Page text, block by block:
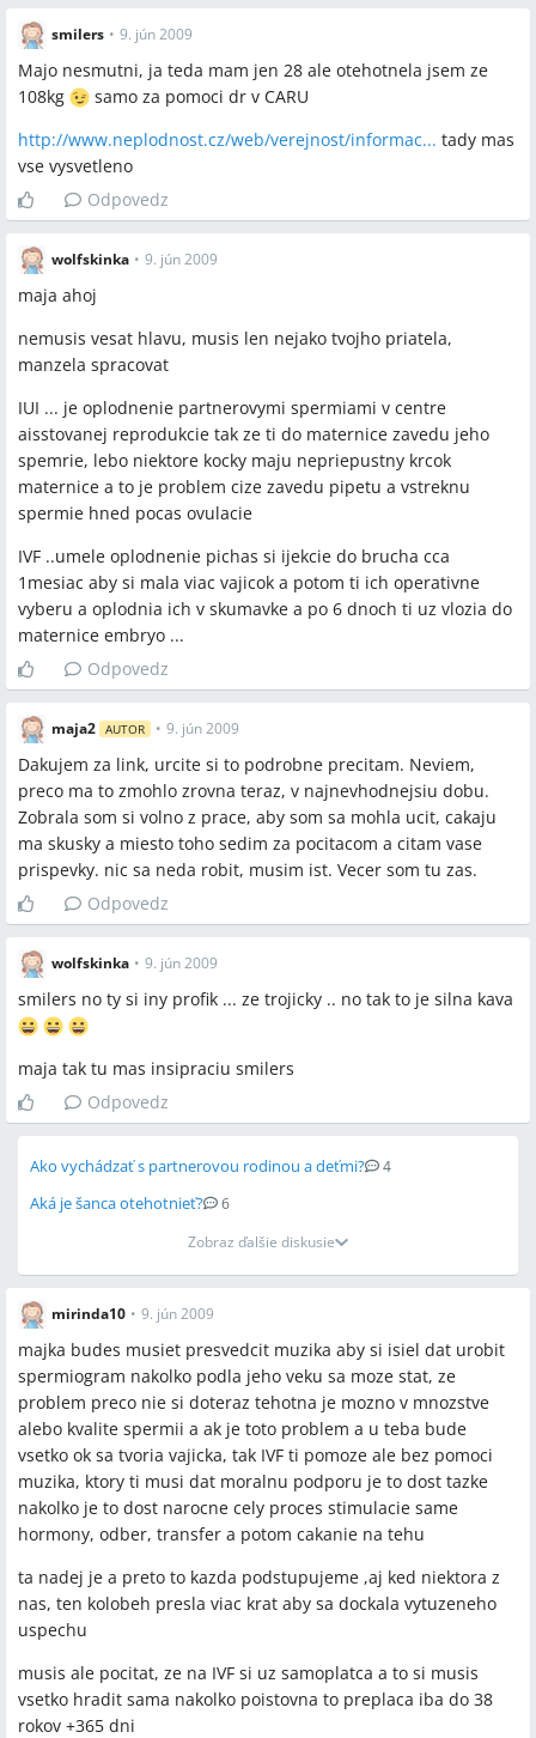
hmotnosti ~110 kg pre jednotlivé protokoly?
Koľko presne budú stáť celkové náklady (vrátane všetkých
liekov a možných opakovaní) v konkrétnom centre pre danú
pacientku?
aktívne sa zapojil do liečby?
Spomenuté značky a firmy
APOLINARI, neplodnost.cz, chudnutie-ako.sk, centrum
asistovanej reprodukcie (CAR), sanatorium v Martine, konik
Spomenuté produkty a metódy
IUI, IVF, ICSI, OPU (odber vajíčok), ET (embryo transfer),
hormonálna stimulácia, jemná stimulácia, darcovské vajcia,
spermiogram (SPG), domáci test SPG, hormonálny profil,
Orgalutran, Utrogestan (utros)
Miesta a osoby
Martin, Praha, ČR, SR, Strečno
smilers • 9. jún 2009
Majo nesmutni, ja teda mam jen 28 ale otehotnela jsem ze
108kg
samo za pomoci dr v CARU
http://www.neplodnost.cz/web/verejnost/informac... tady mas
vse vysvetleno
Odpovedz
wolfskinka • 9. jún 2009
maja ahoj
nemusis vesat hlavu, musis len nejako tvojho priatela,
manzela spracovat
IUI ... je oplodnenie partnerovymi spermiami v centre
aisstovanej reprodukcie tak ze ti do maternice zavedu jeho
spemrie, lebo niektore kocky maju nepriepustny krcok
maternice a to je problem cize zavedu pipetu a vstreknu
spermie hned pocas ovulacie
IVF ..umele oplodnenie pichas si ijekcie do brucha cca
1mesiac aby si mala viac vajicok a potom ti ich operativne
vyberu a oplodnia ich v skumavke a po 6 dnoch ti uz vlozia do
maternice embryo ...
Odpovedz
maja2 AUTOR • 9. jún 2009
Dakujem za link, urcite si to podrobne precitam. Neviem,
preco ma to zmohlo zrovna teraz, v najnevhodnejsiu dobu.
Zobrala som si volno z prace, aby som sa mohla ucit, cakaju
ma skusky a miesto toho sedim za pocitacom a citam vase
prispevky. nic sa neda robit, musim ist. Vecer som tu zas.
Odpovedz
wolfskinka • 9. jún 2009
smilers no ty si iny profik ... ze trojicky .. no tak to je silna kava
maja tak tu mas insipraciu smilers
Odpovedz
Ako vychádzať s partnerovou rodinou a deťmi? 4
Aká je šanca otehotnieť?
6
Zobraz ďalšie diskusie
mirinda10 • 9. jún 2009
majka budes musiet presvedcit muzika aby si isiel dat urobit
spermiogram nakolko podla jeho veku sa moze stat, ze
problem preco nie si doteraz tehotna je mozno v mnozstve
alebo kvalite spermii a ak je toto problem a u teba bude
vsetko ok sa tvoria vajicka, tak IVF ti pomoze ale bez pomoci
muzika, ktory ti musi dat moralnu podporu je to dost tazke
nakolko je to dost narocne cely proces stimulacie same
hormony, odber, transfer a potom cakanie na tehu
ta nadej je a preto to kazda podstupujeme ,aj ked niektora z
nas, ten kolobeh presla viac krat aby sa dockala vytuzeneho
uspechu
musis ale pocitat, ze na IVF si uz samoplatca a to si musis
vsetko hradit sama nakolko poistovna to preplaca iba do 38
rokov +365 dni